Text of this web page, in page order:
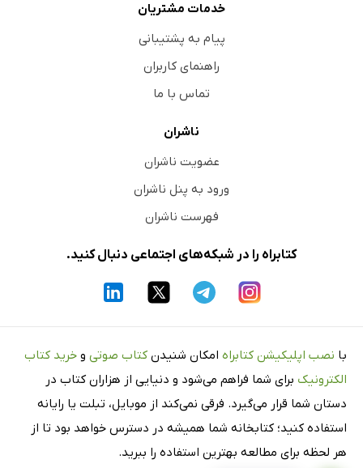
خدمات مشتریان
پیام به پشتیبانی
راهنمای کاربران
تماس با ما
ناشران
عضویت ناشران
ورود به پنل ناشران
فهرست ناشران
کتابراه را در شبکه‌های اجتماعی دنبال کنید.
با نصب اپلیکیشن کتابراه امکان شنیدن کتاب صوتی و خرید کتاب
الکترونیک برای شما فراهم می‌شود و دنیایی از هزاران کتاب در
دستان شما قرار می‌گیرد. فرقی نمی‌کند از موبایل، تبلت یا رایانه
استفاده کنید؛ کتابخانه شما همیشه در دسترس خواهد بود تا از
هر لحظه برای مطالعه بهترین استفاده را ببرید.